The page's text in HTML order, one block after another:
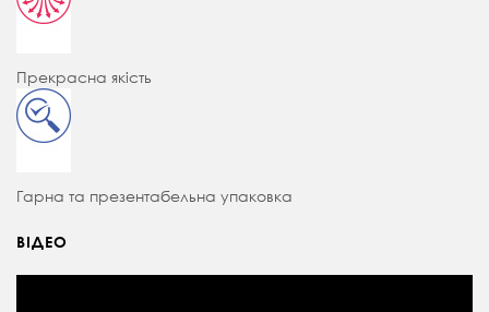
Прекрасна якість
Гарна та презентабельна упаковка
ВІДЕО